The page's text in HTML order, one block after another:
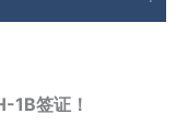
1B签证！